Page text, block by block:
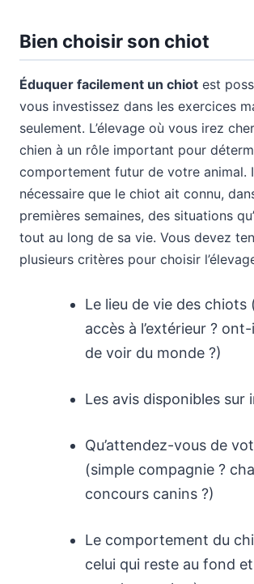
Bien choisir son chiot
Éduquer facilement un chiot est
vous investissez dans les exercices
seulement. L’élevage où vous irez
chien à un rôle important pour
comportement futur de votre animal.
nécessaire que le chiot ait connu,
premières semaines, des situations
tout au long de sa vie. Vous devez
plusieurs critères pour choisir
Le lieu de vie des chiots
accès à l’extérieur ? ont-
de voir du monde ?)
Les avis disponibles sur
Qu’attendez-vous de
(simple compagnie ?
concours canins ?)
Le comportement du
celui qui reste au fond et